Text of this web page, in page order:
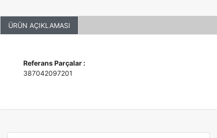
ÜRÜN AÇIKLAMASI
Referans Parçalar :
387042097201